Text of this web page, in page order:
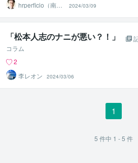
hrperficio（南仙
台の父）
2024/03/09
「松本人志のナニが悪い？！」
コラム
2
李レオン
2024/03/06
1
5 件中 1 - 5 件